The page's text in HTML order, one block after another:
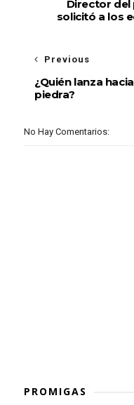
Director
solicitó a los
Previous
¿Quién lanza
piedra?
No Hay Comentarios:
PROMIGAS